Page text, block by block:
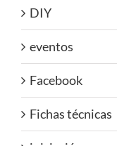
DIY
eventos
Facebook
Fichas técnicas